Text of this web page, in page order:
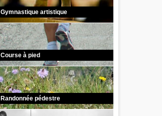
Gymnastique artistique
Course à pied
Randonnée pédestre